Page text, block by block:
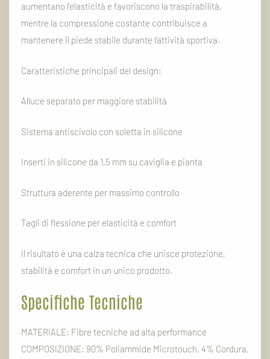
aumentano l’elasticità e favoriscono la traspirabilità,
mentre la compressione costante contribuisce a
mantenere il piede stabile durante l’attività sportiva.
Caratteristiche principali del design:
Alluce separato per maggiore stabilità
Sistema antiscivolo con soletta in silicone
Inserti in silicone da 1,5 mm su caviglia e pianta
Struttura aderente per massimo controllo
Tagli di flessione per elasticità e comfort
Il risultato è una calza tecnica che unisce protezione,
stabilità e comfort in un unico prodotto.
Specifiche Tecniche
MATERIALE: Fibre tecniche ad alta performance
COMPOSIZIONE: 90% Poliammide Microtouch, 4% Cordura,